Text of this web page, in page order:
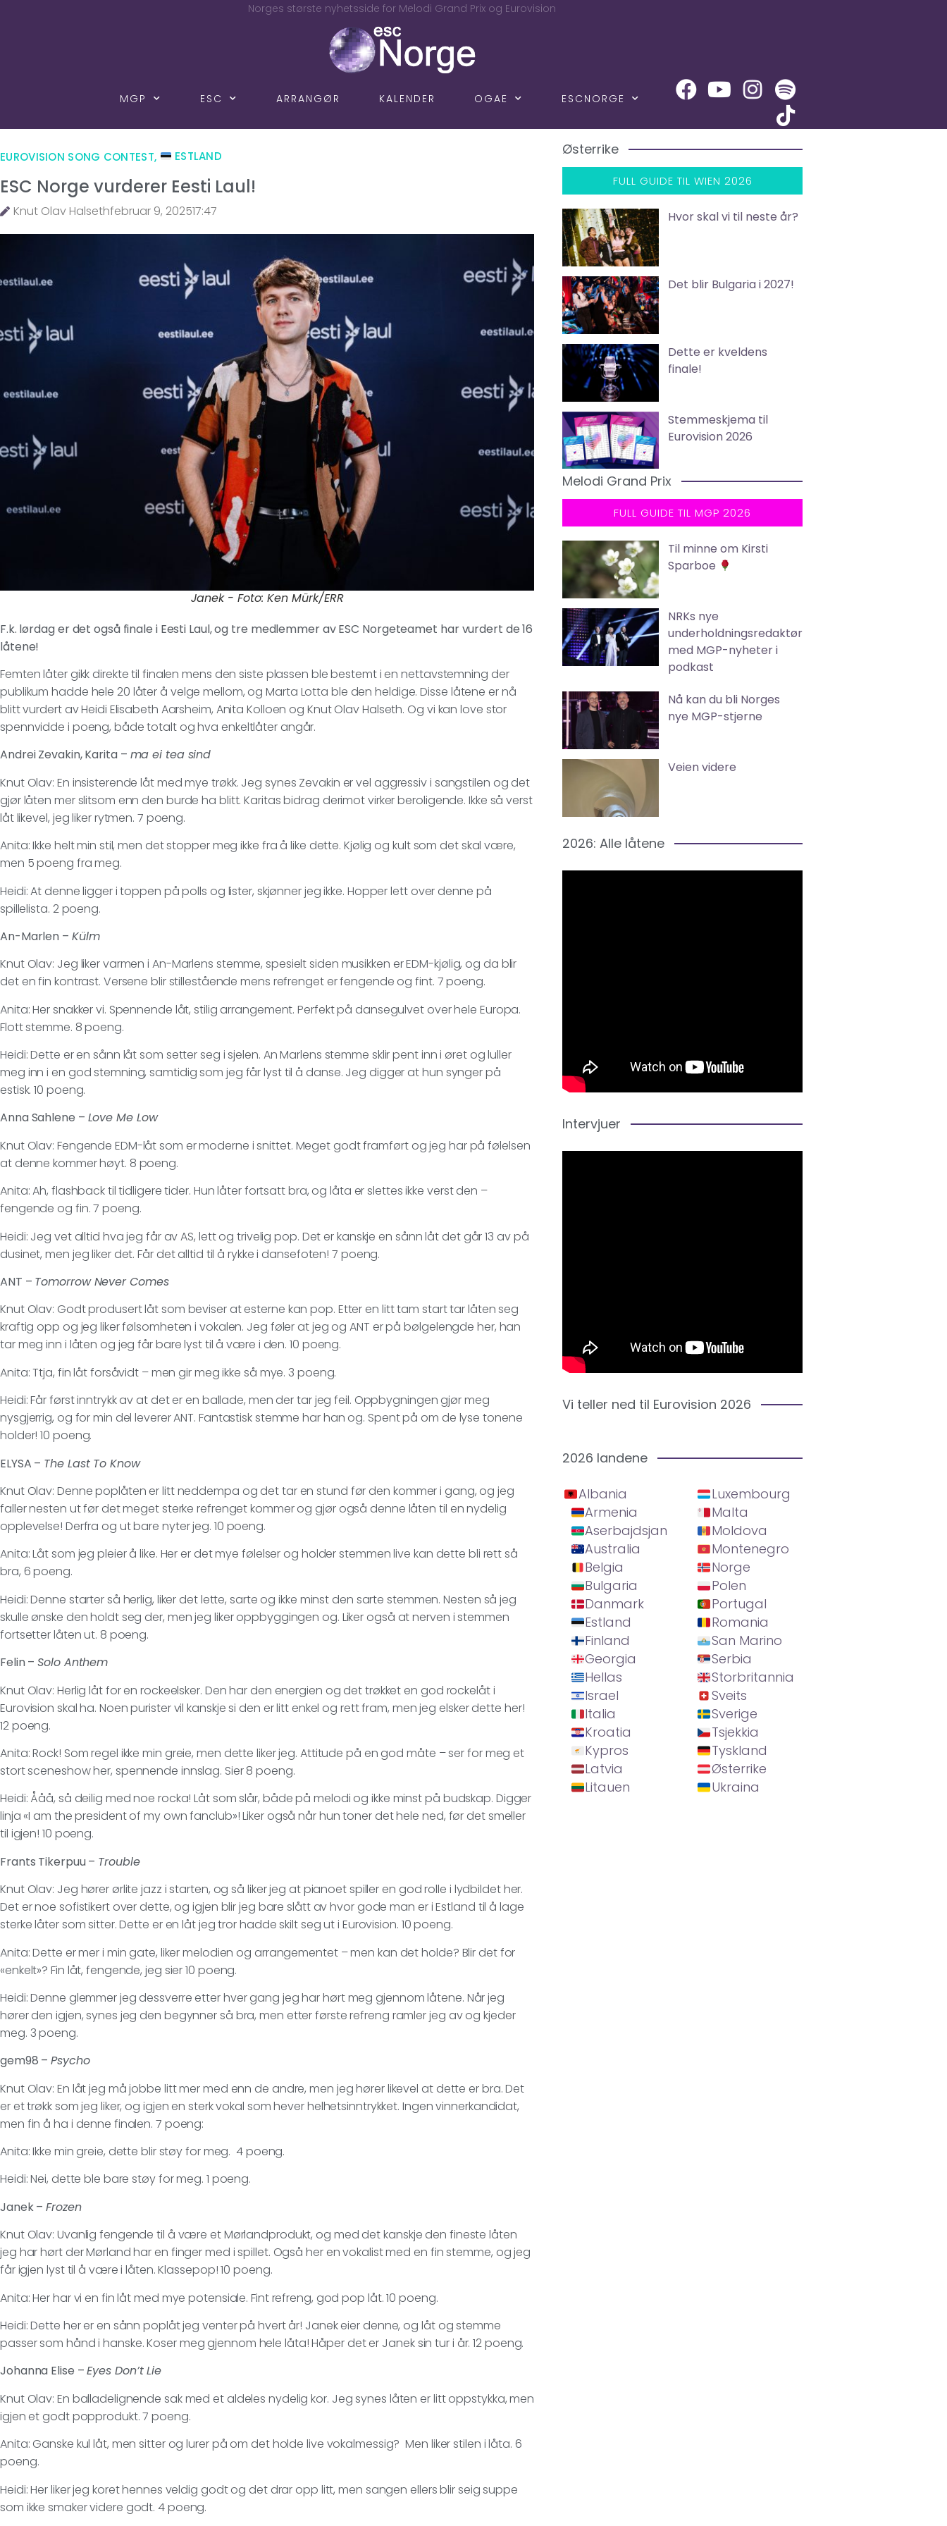
Norges største nyhetsside for Melodi Grand Prix og Eurovision
MGP ESC ARRANGØR KALENDER OGAE ESCNORGE
EUROVISION SONG CONTEST, ESTLAND
ESC Norge vurderer Eesti Laul!
Knut Olav Halsethfebruar 9, 202517:47
Janek - Foto: Ken Mürk/ERR
F.k. lørdag er det også finale i Eesti Laul, og tre medlemmer av ESC Norgeteamet har vurdert de 16
låtene!
Femten låter gikk direkte til finalen mens den siste plassen ble bestemt i en nettavstemning der
publikum hadde hele 20 låter å velge mellom, og Marta Lotta ble den heldige. Disse låtene er nå
blitt vurdert av Heidi Elisabeth Aarsheim, Anita Kolloen og Knut Olav Halseth. Og vi kan love stor
spennvidde i poeng, både totalt og hva enkeltlåter angår.
Andrei Zevakin, Karita – ma ei tea sind
Knut Olav: En insisterende låt med mye trøkk. Jeg synes Zevakin er vel aggressiv i sangstilen og det
gjør låten mer slitsom enn den burde ha blitt. Karitas bidrag derimot virker beroligende. Ikke så verst
låt likevel, jeg liker rytmen. 7 poeng.
Anita: Ikke helt min stil, men det stopper meg ikke fra å like dette. Kjølig og kult som det skal være,
men 5 poeng fra meg.
Heidi: At denne ligger i toppen på polls og lister, skjønner jeg ikke. Hopper lett over denne på
spillelista. 2 poeng.
An-Marlen – Külm
Knut Olav: Jeg liker varmen i An-Marlens stemme, spesielt siden musikken er EDM-kjølig, og da blir
det en fin kontrast. Versene blir stillestående mens refrenget er fengende og fint. 7 poeng.
Anita: Her snakker vi. Spennende låt, stilig arrangement. Perfekt på dansegulvet over hele Europa.
Flott stemme. 8 poeng.
Heidi: Dette er en sånn låt som setter seg i sjelen. An Marlens stemme sklir pent inn i øret og luller
meg inn i en god stemning, samtidig som jeg får lyst til å danse. Jeg digger at hun synger på
estisk. 10 poeng.
Anna Sahlene – Love Me Low
Knut Olav: Fengende EDM-låt som er moderne i snittet. Meget godt framført og jeg har på følelsen
at denne kommer høyt. 8 poeng.
Anita: Ah, flashback til tidligere tider. Hun låter fortsatt bra, og låta er slettes ikke verst den –
fengende og fin. 7 poeng.
Heidi: Jeg vet alltid hva jeg får av AS, lett og trivelig pop. Det er kanskje en sånn låt det går 13 av på
dusinet, men jeg liker det. Får det alltid til å rykke i dansefoten! 7 poeng.
ANT – Tomorrow Never Comes
Knut Olav: Godt produsert låt som beviser at esterne kan pop. Etter en litt tam start tar låten seg
kraftig opp og jeg liker følsomheten i vokalen. Jeg føler at jeg og ANT er på bølgelengde her, han
tar meg inn i låten og jeg får bare lyst til å være i den. 10 poeng.
Anita: Ttja, fin låt forsåvidt – men gir meg ikke så mye. 3 poeng.
Heidi: Får først inntrykk av at det er en ballade, men der tar jeg feil. Oppbygningen gjør meg
nysgjerrig, og for min del leverer ANT. Fantastisk stemme har han og. Spent på om de lyse tonene
holder! 10 poeng.
ELYSA – The Last To Know
Knut Olav: Denne poplåten er litt neddempa og det tar en stund før den kommer i gang, og jeg
faller nesten ut før det meget sterke refrenget kommer og gjør også denne låten til en nydelig
opplevelse! Derfra og ut bare nyter jeg. 10 poeng.
Anita: Låt som jeg pleier å like. Her er det mye følelser og holder stemmen live kan dette bli rett så
bra, 6 poeng.
Heidi: Denne starter så herlig, liker det lette, sarte og ikke minst den sarte stemmen. Nesten så jeg
skulle ønske den holdt seg der, men jeg liker oppbyggingen og. Liker også at nerven i stemmen
fortsetter låten ut. 8 poeng.
Felin –Solo Anthem
Knut Olav: Herlig låt for en rockeelsker. Den har den energien og det trøkket en god rockelåt i
Eurovision skal ha. Noen purister vil kanskje si den er litt enkel og rett fram, men jeg elsker dette her!
12 poeng.
Anita: Rock! Som regel ikke min greie, men dette liker jeg. Attitude på en god måte – ser for meg et
stort sceneshow her, spennende innslag. Sier 8 poeng.
Heidi: Ååå, så deilig med noe rocka! Låt som slår, både på melodi og ikke minst på budskap. Digger
linja «I am the president of my own fanclub»! Liker også når hun toner det hele ned, før det smeller
til igjen! 10 poeng.
Frants Tikerpuu – Trouble
Knut Olav: Jeg hører ørlite jazz i starten, og så liker jeg at pianoet spiller en god rolle i lydbildet her.
Det er noe sofistikert over dette, og igjen blir jeg bare slått av hvor gode man er i Estland til å lage
sterke låter som sitter. Dette er en låt jeg tror hadde skilt seg ut i Eurovision. 10 poeng.
Anita: Dette er mer i min gate, liker melodien og arrangementet – men kan det holde? Blir det for
«enkelt»? Fin låt, fengende, jeg sier 10 poeng.
Heidi: Denne glemmer jeg dessverre etter hver gang jeg har hørt meg gjennom låtene. Når jeg
hører den igjen, synes jeg den begynner så bra, men etter første refreng ramler jeg av og kjeder
meg. 3 poeng.
gem98 –Psycho
Knut Olav: En låt jeg må jobbe litt mer med enn de andre, men jeg hører likevel at dette er bra. Det
er et trøkk som jeg liker, og igjen en sterk vokal som hever helhetsinntrykket. Ingen vinnerkandidat,
men fin å ha i denne finalen. 7 poeng:
Anita: Ikke min greie, dette blir støy for meg. 4 poeng.
Heidi: Nei, dette ble bare støy for meg. 1 poeng.
Janek –Frozen
Knut Olav: Uvanlig fengende til å være et Mørlandprodukt, og med det kanskje den fineste låten
jeg har hørt der Mørland har en finger med i spillet. Også her en vokalist med en fin stemme, og jeg
får igjen lyst til å være i låten. Klassepop! 10 poeng.
Anita: Her har vi en fin låt med mye potensiale. Fint refreng, god pop låt. 10 poeng.
Heidi: Dette her er en sånn poplåt jeg venter på hvert år! Janek eier denne, og låt og stemme
passer som hånd i hanske. Koser meg gjennom hele låta! Håper det er Janek sin tur i år. 12 poeng.
Johanna Elise –Eyes Don’t Lie
Knut Olav: En balladelignende sak med et aldeles nydelig kor. Jeg synes låten er litt oppstykka, men
igjen et godt popprodukt. 7 poeng.
Anita: Ganske kul låt, men sitter og lurer på om det holde live vokalmessig? Men liker stilen i låta. 6
poeng.
Heidi: Her liker jeg koret hennes veldig godt og det drar opp litt, men sangen ellers blir seig suppe
som ikke smaker videre godt. 4 poeng.
Østerrike
FULL GUIDE TIL WIEN 2026
Hvor skal vi til neste år?
Det blir Bulgaria i 2027!
Dette er kveldens
finale!
Stemmeskjema til
Eurovision 2026
Melodi Grand Prix
FULL GUIDE TIL MGP 2026
Til minne om Kirsti
Sparboe
NRKs nye
underholdningsredaktør
med MGP-nyheter i
podkast
Nå kan du bli Norges
nye MGP-stjerne
Veien videre
2026: Alle låtene
Intervjuer
Vi teller ned til Eurovision 2026
2026 landene
Albania
Armenia
Aserbajdsjan
Australia
Belgia
Bulgaria
Danmark
Estland
Finland
Georgia
Hellas
Israel
Italia
Kroatia
Kypros
Latvia
Litauen
Luxembourg
Malta
Moldova
Montenegro
Norge
Polen
Portugal
Romania
San Marino
Serbia
Storbritannia
Sveits
Sverige
Tsjekkia
Tyskland
Østerrike
Ukraina